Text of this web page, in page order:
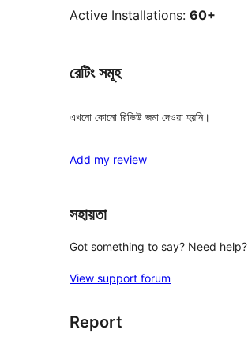
Active Installations: 60+
রেটিং সমূহ
এখনো কোনো রিভিউ জমা দেওয়া হয়নি।
Add my review
সহায়তা
Got something to say? Need help?
View support forum
Report